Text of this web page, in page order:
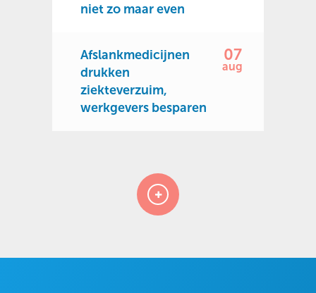
niet zo maar even
Afslankmedicijnen
drukken
ziekteverzuim,
werkgevers besparen
07
aug